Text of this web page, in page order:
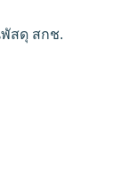
สดุ สกช.